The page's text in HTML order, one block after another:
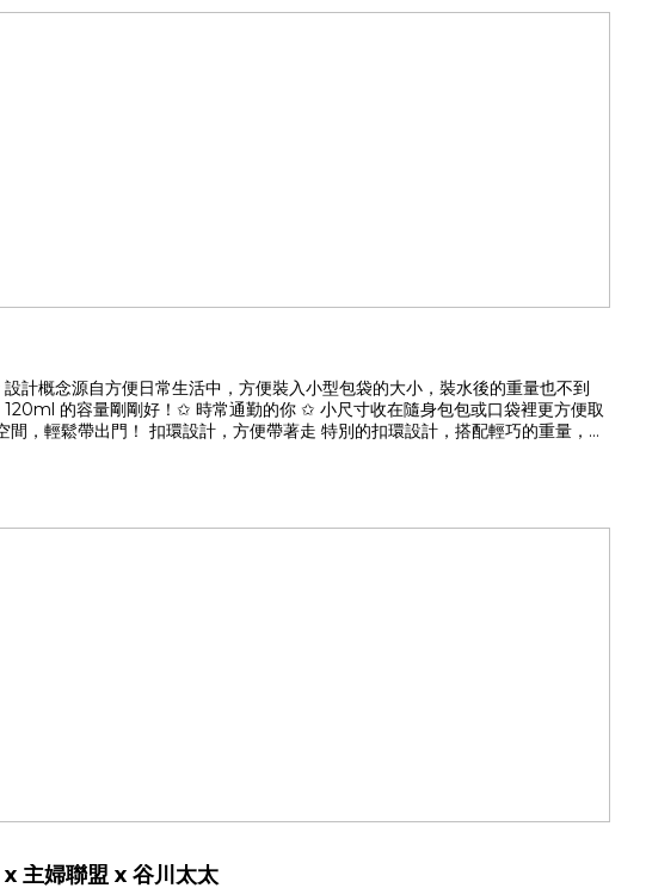
型號。 讓 U.I.J x ohnoki 系列成為你的日常幫手，率性生活，保持時尚！✔ 飲
概念源自方便日常生活中，方便裝入小型包袋的大小，裝水後的重量也不到
的容量剛剛好！✩ 時常通勤的你 ✩ 小尺寸收在隨身包包或口袋裡更方便取
，輕鬆帶出門！ 扣環設計，方便帶著走 特別的扣環設計，搭配輕巧的重量，方
x 主婦聯盟 x 谷川太太